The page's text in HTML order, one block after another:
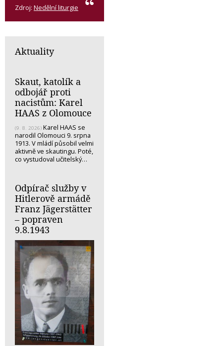
Zdroj: Nedělní liturgie
Aktuality
Skaut, katolík a
odbojář proti
nacistům: Karel
HAAS z Olomouce
(9. 8. 2026) Karel HAAS se
narodil Olomouci 9. srpna
1913. V mládí působil velmi
aktivně ve skautingu. Poté,
co vystudoval učitelský…
Odpírač služby v
Hitlerově armádě
Franz Jägerstätter
– popraven
9.8.1943